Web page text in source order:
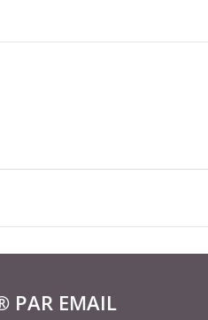
PAR EMAIL